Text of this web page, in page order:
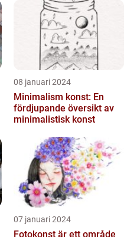
08 januari 2024
Minimalism konst: En
fördjupande översikt av
minimalistisk konst
07 januari 2024
Fotokonst är ett område